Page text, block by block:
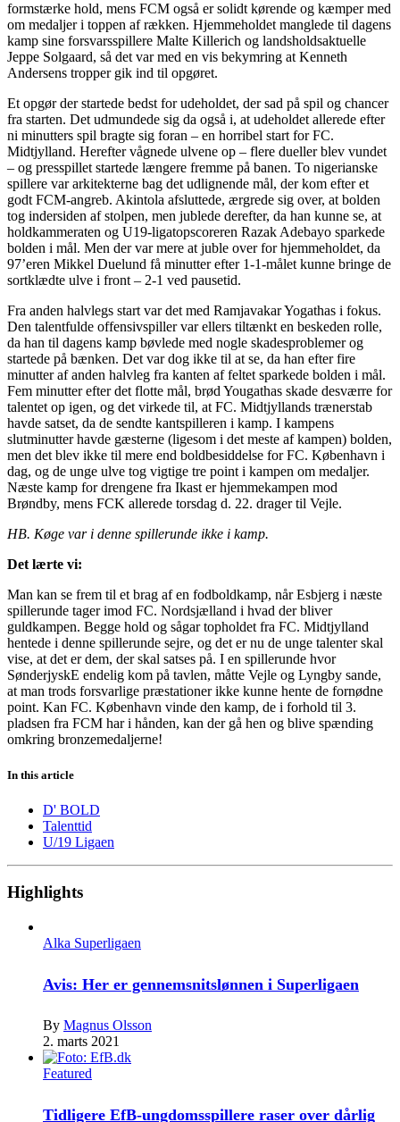
formstærke hold, mens FCM også er solidt kørende og kæmper med
om medaljer i toppen af rækken. Hjemmeholdet manglede til dagens
kamp sine forsvarsspillere Malte Killerich og landsholdsaktuelle
Jeppe Solgaard, så det var med en vis bekymring at Kenneth
Andersens tropper gik ind til opgøret.
Et opgør der startede bedst for udeholdet, der sad på spil og chancer
fra starten. Det udmundede sig da også i, at udeholdet allerede efter
ni minutters spil bragte sig foran – en horribel start for FC.
Midtjylland. Herefter vågnede ulvene op – flere dueller blev vundet
– og presspillet startede længere fremme på banen. To nigerianske
spillere var arkitekterne bag det udlignende mål, der kom efter et
godt FCM-angreb. Akintola afsluttede, ærgrede sig over, at bolden
tog indersiden af stolpen, men jublede derefter, da han kunne se, at
holdkammeraten og U19-ligatopscoreren Razak Adebayo sparkede
bolden i mål. Men der var mere at juble over for hjemmeholdet, da
97’eren Mikkel Duelund få minutter efter 1-1-målet kunne bringe de
sortklædte ulve i front – 2-1 ved pausetid.
Fra anden halvlegs start var det med Ramjavakar Yogathas i fokus.
Den talentfulde offensivspiller var ellers tiltænkt en beskeden rolle,
da han til dagens kamp bøvlede med nogle skadesproblemer og
startede på bænken. Det var dog ikke til at se, da han efter fire
minutter af anden halvleg fra kanten af feltet sparkede bolden i mål.
Fem minutter efter det flotte mål, brød Yougathas skade desværre for
talentet op igen, og det virkede til, at FC. Midtjyllands trænerstab
havde satset, da de sendte kantspilleren i kamp. I kampens
slutminutter havde gæsterne (ligesom i det meste af kampen) bolden,
men det blev ikke til mere end boldbesiddelse for FC. København i
dag, og de unge ulve tog vigtige tre point i kampen om medaljer.
Næste kamp for drengene fra Ikast er hjemmekampen mod
Brøndby, mens FCK allerede torsdag d. 22. drager til Vejle.
HB. Køge var i denne spillerunde ikke i kamp.
Det lærte vi:
Man kan se frem til et brag af en fodboldkamp, når Esbjerg i næste
spillerunde tager imod FC. Nordsjælland i hvad der bliver
guldkampen. Begge hold og sågar topholdet fra FC. Midtjylland
hentede i denne spillerunde sejre, og det er nu de unge talenter skal
vise, at det er dem, der skal satses på. I en spillerunde hvor
SønderjyskE endelig kom på tavlen, måtte Vejle og Lyngby sande,
at man trods forsvarlige præstationer ikke kunne hente de fornødne
point. Kan FC. København vinde den kamp, de i forhold til 3.
pladsen fra FCM har i hånden, kan der gå hen og blive spænding
omkring bronzemedaljerne!
In this article
D' BOLD
Talenttid
U/19 Ligaen
Highlights
Alka Superligaen
Avis: Her er gennemsnitslønnen i Superligaen
By Magnus Olsson
2. marts 2021
Featured
Tidligere EfB-ungdomsspillere raser over dårlig